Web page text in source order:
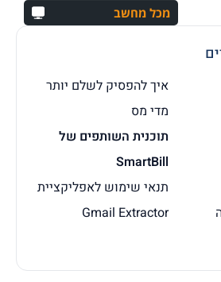
מכל מחשב
איך להפסיק לשלם יותר
מדי מס
תוכנית השותפים של
SmartBill
תנאי שימוש לאפליקציית
Gmail Extractor